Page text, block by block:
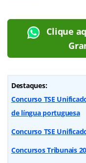
Clique
Destaques:
Concurso TSE
de língua portuguesa
Concurso TSE
Concursos Tribunais